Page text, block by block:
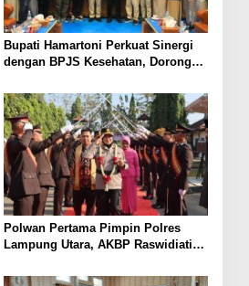
Bupati Hamartoni Perkuat Sinergi
dengan BPJS Kesehatan, Dorong
dan Mudah
Polwan Pertama Pimpin Polres
Lampung Utara, AKBP Raswidiati